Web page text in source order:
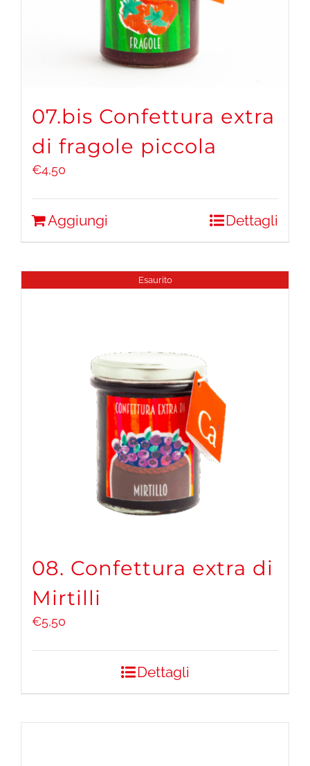
07.bis Confettura extra
di fragole piccola
€4,50
Aggiungi Dettagli
Esaurito
08. Confettura extra di
Mirtilli
€5,50
Dettagli